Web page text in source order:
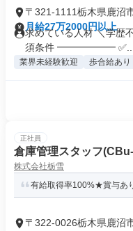
〒321-1111栃木県鹿沼
月給27万2000円以上
求めている人材 ＼学歴
須条件 ━━━━━━ ✅...
業界未経験歓迎 歩合給あり
正社員
倉庫管理スタッフ
株式会社栃雪
有給取得率100%★賞与
〒322-0026栃木県鹿沼